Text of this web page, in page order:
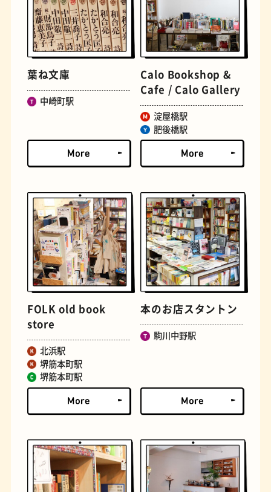
古着 お好み焼き
握り寿司 花屋
おいもスイーツ
葉ね文庫
中崎町駅
Calo Bookshop &
Cafe / Calo Gallery
淀屋橋駅
肥後橋駅
FOLK old book
store
北浜駅
堺筋本町駅
堺筋本町駅
本のお店スタントン
駒川中野駅